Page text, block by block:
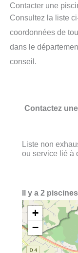
Contacter une
Consultez la liste
coordonnées de
dans le
conseil.
Contactez
Liste non
ou service lié à
Il y a 2
+
−